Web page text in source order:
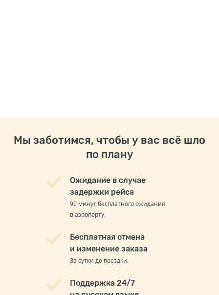
Мы заботимся, чтобы у вас всё шло
по плану
Ожидание в случае
задержки рейса
90 минут бесплатного ожидания
в аэропорту.
Бесплатная отмена
и изменение заказа
За сутки до поездки.
Поддержка 24/7